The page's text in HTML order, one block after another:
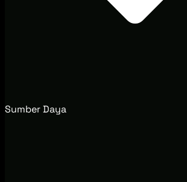
Sumber Daya